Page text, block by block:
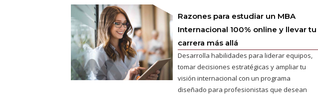
Razones para estudiar un MBA
Internacional 100% online y llevar tu
carrera más allá
Desarrolla habilidades para liderar equipos,
tomar decisiones estratégicas y ampliar tu
visión internacional con un programa
diseñado para profesionistas que desean